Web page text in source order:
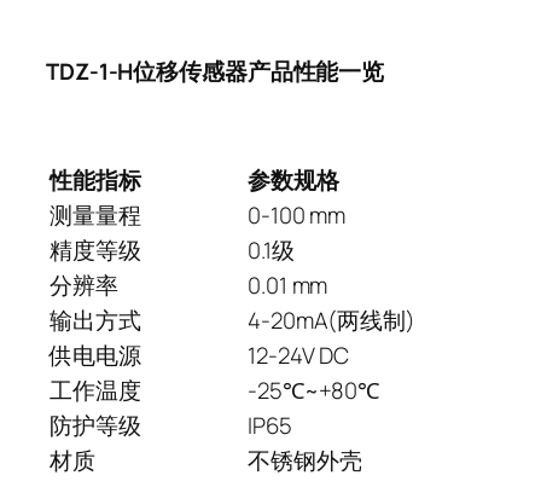
TDZ-1-H位移传感器产品性能一览
性能指标
参数规格
测量量程
0-100 mm
精度等级
0.1级
分辨率
0.01 mm
输出方式
4-20mA(两线制)
供电电源
12-24V DC
工作温度
-25℃~+80℃
防护等级
IP65
材质
不锈钢外壳